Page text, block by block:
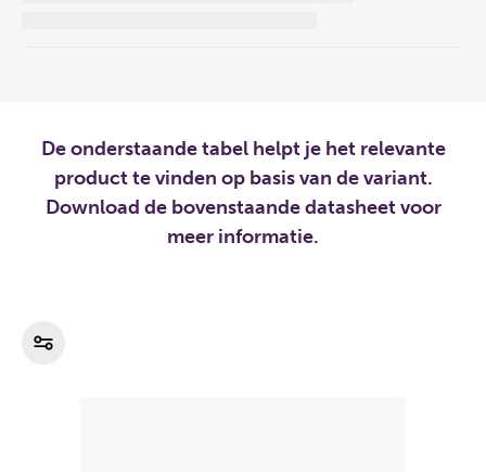
De onderstaande tabel helpt je het relevante
product te vinden op basis van de variant.
Download de bovenstaande datasheet voor
meer informatie.